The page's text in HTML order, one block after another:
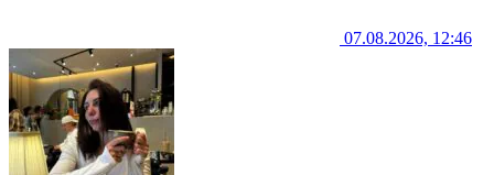
07.08.2026, 12:46